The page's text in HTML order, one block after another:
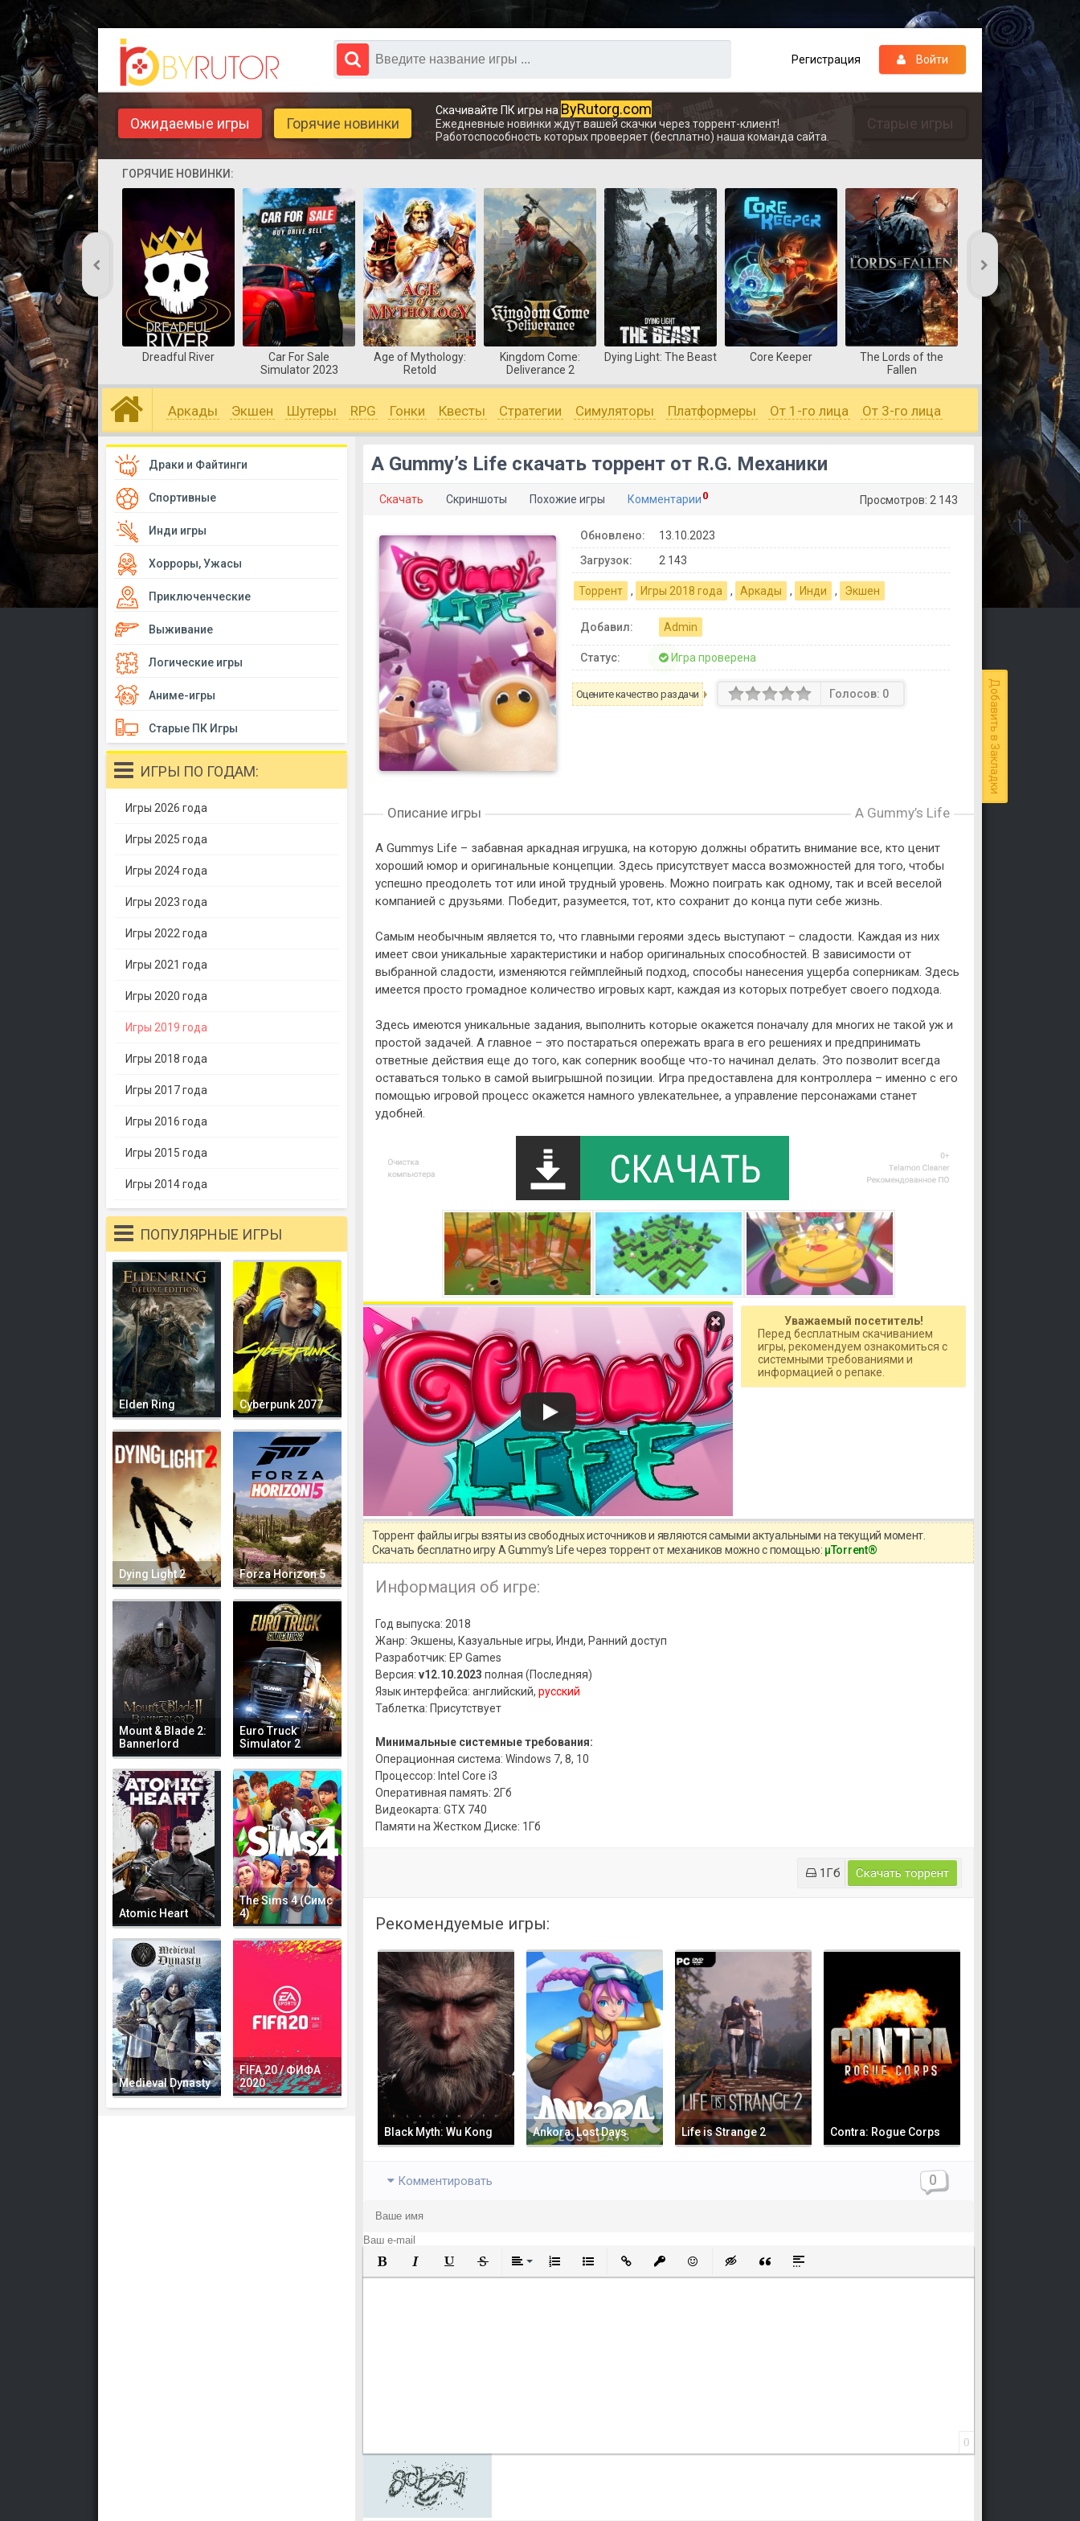
Регистрация Войти
Ожидаемые игры Горячие новинки Старые игры
Скачивайте ПК игры на ByRutorg.com
Ежедневные новинки ждут вашей скачки через торрент-клиент!
Работоспособность которых проверяет (бесплатно) наша команда сайта.
ГОРЯЧИЕ НОВИНКИ:
Dreadful River
Car For Sale
Simulator 2023
Age of Mythology:
Retold
Kingdom Come:
Deliverance 2
Dying Light: The Beast Core Keeper
The Lords of the
Fallen
REANIMAL
Аркады Экшен Шутеры RPG Гонки Квесты Стратегии Симуляторы Платформеры От 1-го лица От 3-го лица
Добавить в Закладки
A Gummy’s Life скачать торрент от R.G. Механики
Скачать Скриншоты Похожие игры Комментарии 0 Просмотров: 2 143
Обновлено:
13.10.2023
Загрузок:
2 143
Торрент , Игры 2018 года , Аркады , Инди , Экшен
Добавил: Admin
Статус: Игра проверена
Оцените качество раздачи Голосов: 0
Описание игры A Gummy’s Life
A Gummys Life – забавная аркадная игрушка, на которую должны обратить внимание все, кто ценит
хороший юмор и оригинальные концепции. Здесь присутствует масса возможностей для того, чтобы
успешно преодолеть тот или иной трудный уровень. Можно поиграть как одному, так и всей веселой
компанией с друзьями. Победит, разумеется, тот, кто сохранит до конца пути себе жизнь.
Самым необычным является то, что главными героями здесь выступают – сладости. Каждая из них
имеет свои уникальные характеристики и набор оригинальных способностей. В зависимости от
выбранной сладости, изменяются геймплейный подход, способы нанесения ущерба соперникам. Здесь
имеется просто громадное количество игровых карт, каждая из которых потребует своего подхода.
Здесь имеются уникальные задания, выполнить которые окажется поначалу для многих не такой уж и
простой задачей. А главное – это постараться опережать врага в его решениях и предпринимать
ответные действия еще до того, как соперник вообще что-то начинал делать. Это позволит всегда
оставаться только в самой выигрышной позиции. Игра предоставлена для контроллера – именно с его
помощью игровой процесс окажется намного увлекательнее, а управление персонажами станет
удобней.
Уважаемый посетитель!
Перед бесплатным скачиванием
игры, рекомендуем ознакомиться с
системными требованиями и
информацией о репаке.
Торрент файлы игры взяты из свободных источников и являются самыми актуальными на текущий момент.
Скачать бесплатно игру A Gummy’s Life через торрент от механиков можно с помощью: μTorrent®
Информация об игре:
Год выпуска: 2018
Жанр: Экшены, Казуальные игры, Инди, Ранний доступ
Разработчик: EP Games
Версия: v12.10.2023 полная (Последняя)
Язык интерфейса: английский, русский
Таблетка: Присутствует
Минимальные системные требования:
Операционная система: Windows 7, 8, 10
Процессор: Intel Core i3
Оперативная память: 2Гб
Видеокарта: GTX 740
Памяти на Жестком Диске: 1Гб
1Гб Скачать торрент
Рекомендуемые игры:
Black Myth: Wu Kong Ankora: Lost Days Life is Strange 2 Contra: Rogue Corps
Комментировать 0
Полужирный
КурсивПодчеркнутый
ЗачеркнутыйВыравнивание
Нумерованный список
Маркированный список
Вставить ссылку
Вставить защищенную ссылку
Вставить смайлик
Вставка скрытого текста
Вставка цитаты
Вставка спойлера
0
Драки и Файтинги
Спортивные
Инди игры
Хорроры, Ужасы
Приключенческие
Выживание
Логические игры
Аниме-игры
Старые ПК Игры
ИГРЫ ПО ГОДАМ:
Игры 2026 года
Игры 2025 года
Игры 2024 года
Игры 2023 года
Игры 2022 года
Игры 2021 года
Игры 2020 года
Игры 2019 года
Игры 2018 года
Игры 2017 года
Игры 2016 года
Игры 2015 года
Игры 2014 года
ПОПУЛЯРНЫЕ ИГРЫ
Elden Ring Cyberpunk 2077
Dying Light 2 Forza Horizon 5
Mount & Blade 2:
Bannerlord
Euro Truck
Simulator 2
Atomic Heart
The Sims 4 (Симс
4)
Medieval Dynasty
FIFA 20 / ФИФА
2020